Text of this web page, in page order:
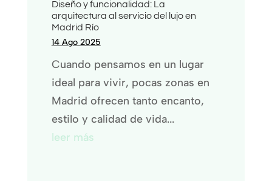
Diseño y funcionalidad: La
arquitectura al servicio del lujo en
Madrid Río
14 Ago 2025
Cuando pensamos en un lugar
ideal para vivir, pocas zonas en
Madrid ofrecen tanto encanto,
estilo y calidad de vida...
leer más